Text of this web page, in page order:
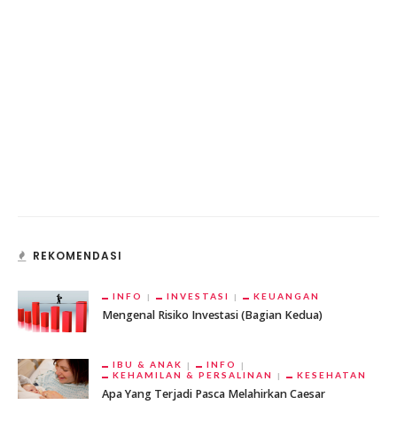
REKOMENDASI
INFO INVESTASI KEUANGAN
Mengenal Risiko Investasi (Bagian Kedua)
IBU & ANAK
INFO
KEHAMILAN & PERSALINAN
KESEHATAN
Apa Yang Terjadi Pasca Melahirkan Caesar